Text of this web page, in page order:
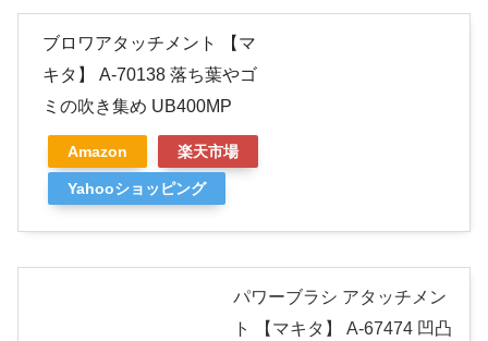
ブロワアタッチメント 【マ
キタ】 A-70138 落ち葉やゴ
ミの吹き集め UB400MP
Amazon 楽天市場
Yahooショッピング
パワーブラシ アタッチメン
ト 【マキタ】 A-67474 凹凸